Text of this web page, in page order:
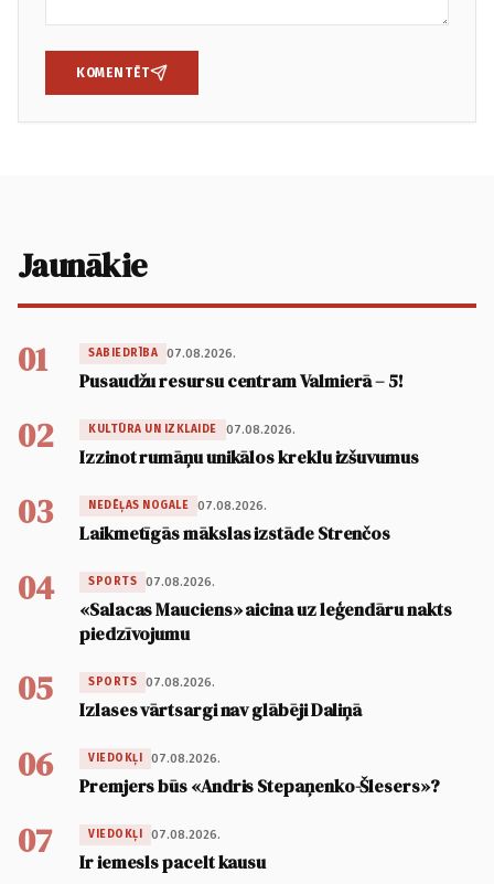
KOMENTĒT
Jaunākie
01 SABIEDRĪBA 07.08.2026.
Pusaudžu resursu centram Valmierā – 5!
02 KULTŪRA UN IZKLAIDE 07.08.2026.
Izzinot rumāņu unikālos kreklu izšuvumus
03 NEDĒĻAS NOGALE 07.08.2026.
Laikmetīgās mākslas izstāde Strenčos
04 SPORTS 07.08.2026.
«Salacas Mauciens» aicina uz leģendāru nakts
piedzīvojumu
05 SPORTS 07.08.2026.
Izlases vārtsargi nav glābēji Daliņā
06 VIEDOKĻI 07.08.2026.
Premjers būs «Andris Stepaņenko-Šlesers»?
07 VIEDOKĻI 07.08.2026.
Ir iemesls pacelt kausu